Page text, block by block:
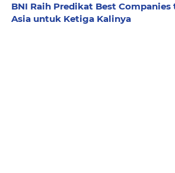
BNI Raih Predikat Best
Asia untuk Ketiga Kalinya